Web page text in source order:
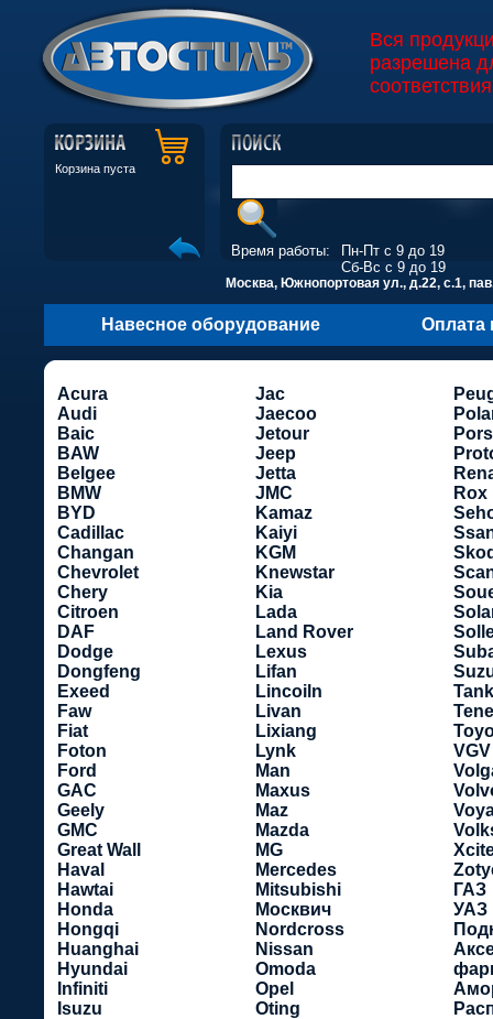
Вся
разрешена
Корзина пуста
Время работы:
Пн-Пт с 9 до 19
Сб-Вс с 9 до 19
Москва, Южнопортовая ул., д.22, с.1,
Навесное оборудование Оплата
Acura
Audi
Baic
BAW
Belgee
BMW
BYD
Cadillac
Changan
Chevrolet
Chery
Citroen
DAF
Dodge
Dongfeng
Exeed
Faw
Fiat
Foton
Ford
GAC
Geely
GMC
Great Wall
Haval
Hawtai
Honda
Hongqi
Huanghai
Hyundai
Infiniti
Isuzu
Jac
Jaecoo
Jetour
Jeep
Jetta
JMC
Kamaz
Kaiyi
KGM
Knewstar
Kia
Lada
Land Rover
Lexus
Lifan
Lincoiln
Livan
Lixiang
Lynk
Man
Maxus
Maz
Mazda
MG
Mercedes
Mitsubishi
Москвич
Nordcross
Nissan
Omoda
Opel
Oting
Rox
Tank
VGV
ГАЗ
УАЗ